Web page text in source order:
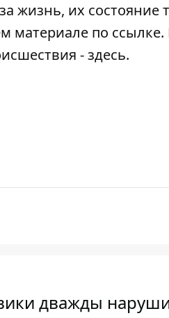
жизнь, их
материале по ссылке.
-здесь.
дважды